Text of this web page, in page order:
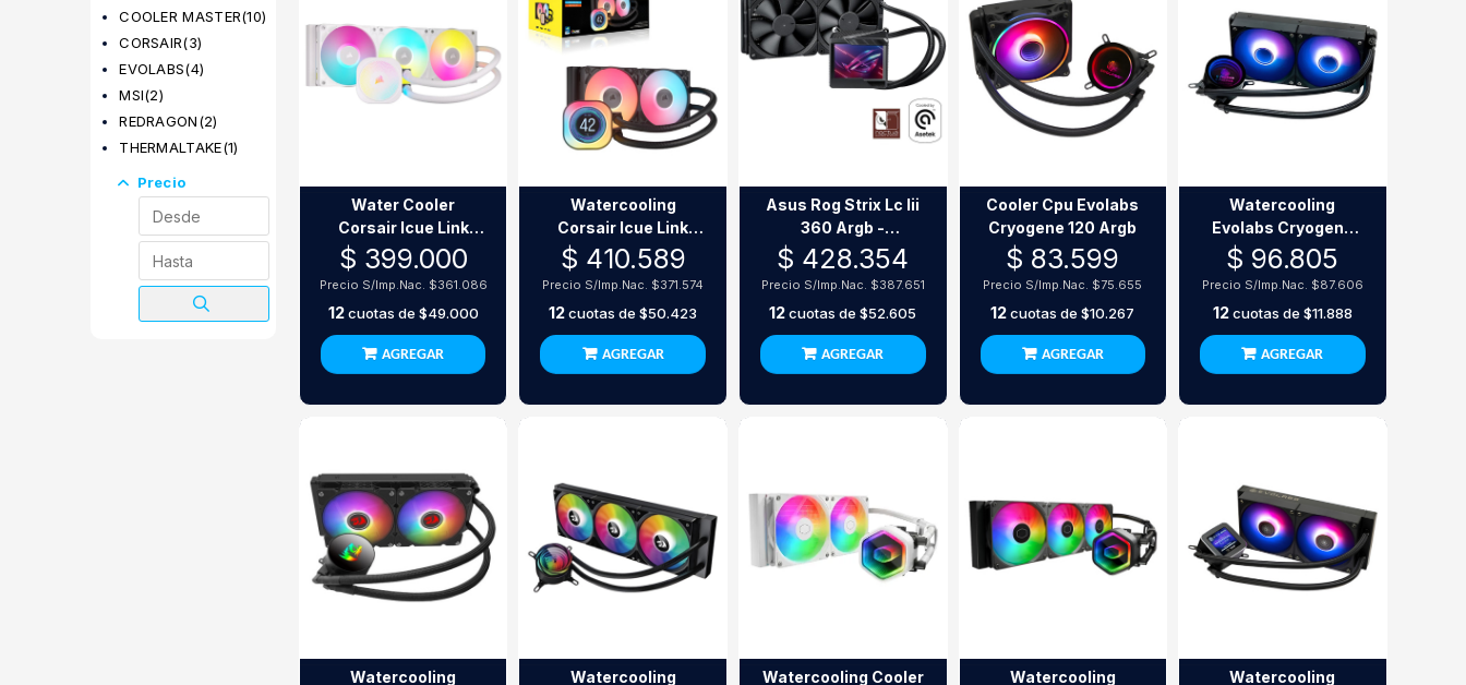
COOLER MASTER(10)
CORSAIR(3)
EVOLABS(4)
MSI(2)
REDRAGON(2)
THERMALTAKE(1)
Precio
Water Cooler
Corsair Icue Link
Titan 360 Rx Rgb
Blanco 360Mm
$ 399.000
Precio S/Imp.Nac. $361.086
12cuotas de $49.000
AGREGAR
Watercooling
Corsair Icue Link
Titan 240 Rx Lcd
$ 410.589
Precio S/Imp.Nac. $371.574
12cuotas de$50.423
AGREGAR
Asus Rog Strix Lc Iii
360 Argb -
Watercooling
Líquido De Alto
Rendimiento
$ 428.354
Precio S/Imp.Nac. $387.651
12cuotas de$52.605
AGREGAR
Cooler Cpu Evolabs
Cryogene 120 Argb
$ 83.599
Precio S/Imp.Nac. $75.655
12cuotas de$10.267
AGREGAR
Watercooling
Evolabs Cryogene
Pro 240 Argb
$ 96.805
Precio S/Imp.Nac. $87.606
12cuotas de $11.888
AGREGAR
Watercooling
Watercooling
Watercooling Cooler
Watercooling
Watercooling